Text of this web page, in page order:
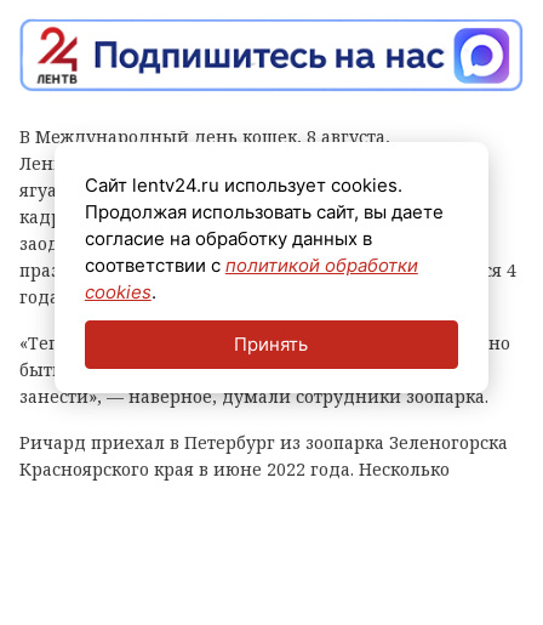
В Международный день кошек, 8 августа,
Ленинградский зоопарк поделился видео с черным
ягуаром Ричардом. Шикарный и крупный хищник в
кадре выглядит величественно и невозмутимо, а
заодно напоминает посетителям, что его личный
праздник не за горами — 17 сентября ему исполнится 4
года.
«Теперь никто не скажет, что король голый», — должно
быть, думал Ричард. «Главное, не забудь назад
занести», — наверное, думали сотрудники зоопарка.
Ричард приехал в Петербург из зоопарка Зеленогорска
Красноярского края в июне 2022 года. Несколько
Сайт lentv24.ru использует cookies.
Продолжая использовать сайт, вы даете
согласие на обработку данных в
соответствии с политикой обработки
cookies.
Принять